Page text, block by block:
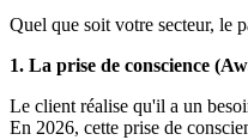
Quel que soit votre secteur, le
1. La prise de conscience
Le client réalise qu'il a un
En 2026, cette prise de